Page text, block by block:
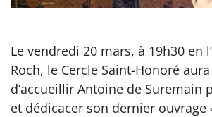
Le vendredi 20 mars, à 19h30 en
Roch, le Cercle Saint-Honoré
d’accueillir Antoine de Suremain
et dédicacer son dernier ouvrage